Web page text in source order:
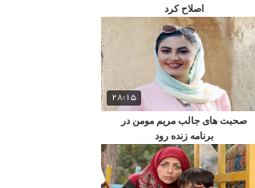
اصلاح کرد
28:15
صحبت های جالب مریم مومن در
برنامه زنده رود